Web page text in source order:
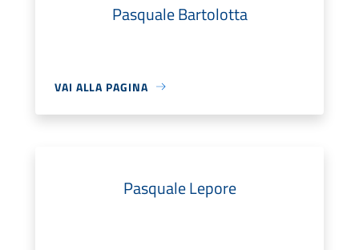
Pasquale Bartolotta
VAI ALLA PAGINA
Pasquale Lepore